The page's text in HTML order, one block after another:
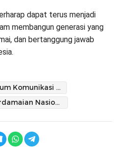
dapat terus menjadi
membangun generasi yang
dan bertanggung jawab
Forum Komunikasi Aktivis Akhlakulkarimah
Perdamaian Nasional